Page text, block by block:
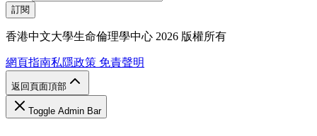
訂閱
香港中文大學生命倫理學中心 2026 版權所有
網頁指南私隱政策 免責聲明
返回頁面頂部
Toggle Admin Bar